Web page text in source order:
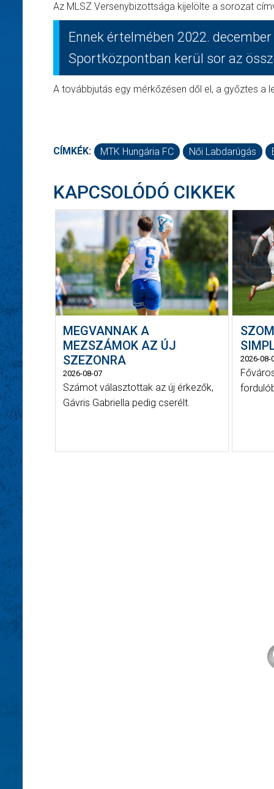
Az MLSZ Versenybizottsága kijelölte a sorozat
Ennek értelmében 2022.
Sportközpontban kerül sor az
A továbbjutás egy mérkőzésen dől el, a győztes
CÍMKÉK: MTK Hungária FC Női Labdarúgás
KAPCSOLÓDÓ CIKKEK
MEGVANNAK A
MEZSZÁMOK AZ ÚJ
SZEZONRA
2026-08-07
Számot választottak az új érkezők,
Gávris Gabriella pedig cserélt.
2026-08-